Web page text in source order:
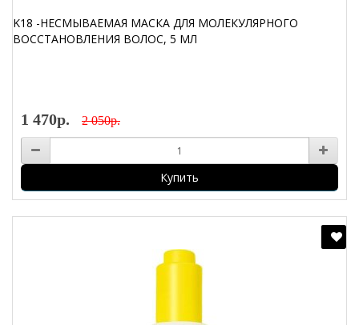
K18 -НЕСМЫВАЕМАЯ МАСКА ДЛЯ МОЛЕКУЛЯРНОГО
ВОССТАНОВЛЕНИЯ ВОЛОС, 5 МЛ
1 470р. 2 050р.
Купить